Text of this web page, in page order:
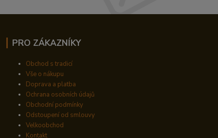
PRO ZÁKAZNÍKY
Obchod s tradicí
Vše o nákupu
Doprava a platba
Ochrana osobních údajů
Obchodní podmínky
Odstoupení od smlouvy
Velkoobchod
Kontakt